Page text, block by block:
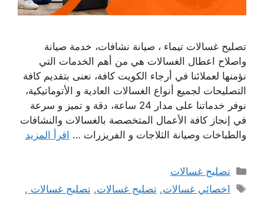
تصليح غسالات تيماء ، صيانة نشافات، خدمة صيانة
واصلاح اعطال الغسالات هي من أهم الخدمات التي
نؤمنها لعملائنا في أرجاء الكويت كافة، نعنى بتقديم كافة
التصليحات لجميع أنواع الغسالات العادية و الأتوماتيكية،
نوفر خدماتنا على مدار 24 ساعة، دقة و تميز و سرعة
في إنجاز كافة الأعمال المتخصصة بالغسالات والنشافات
والطباخات وصيانة الثلاجات و الفريزرات … اقرأ المزيد
التصنيفات
تصليح غسالات
الوسوم
اخصائي غسالات,تصليح غسالات,تصليح غسالات ,